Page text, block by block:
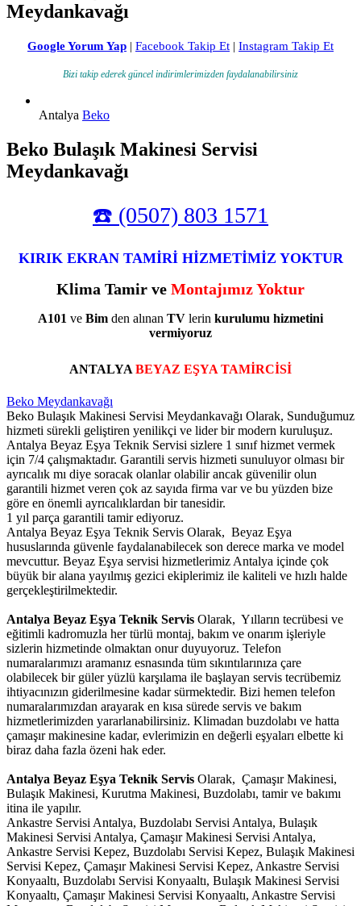
Meydankavağı
Google Yorum Yap | Facebook Takip Et | Instagram Takip Et
Bizi takip ederek güncel indirimlerimizden faydalanabilirsiniz
Antalya Beko
Beko Bulaşık Makinesi Servisi
Meydankavağı
☎️ (0507) 803 1571
KIRIK EKRAN TAMİRİ HİZMETİMİZ YOKTUR
Klima Tamir ve Montajımız Yoktur
A101 ve Bim den alınan TV lerin kurulumu hizmetini
vermiyoruz
ANTALYA BEYAZ EŞYA TAMİRCİSİ
Beko Meydankavağı
Beko Bulaşık Makinesi Servisi Meydankavağı Olarak, Sunduğumuz
hizmeti sürekli geliştiren yenilikçi ve lider bir modern kuruluşuz.
Antalya Beyaz Eşya Teknik Servisi sizlere 1 sınıf hizmet vermek
için 7/4 çalışmaktadır. Garantili servis hizmeti sunuluyor olması bir
ayrıcalık mı diye soracak olanlar olabilir ancak güvenilir olun
garantili hizmet veren çok az sayıda firma var ve bu yüzden bize
göre en önemli ayrıcalıklardan bir tanesidir.
1 yıl parça garantili tamir ediyoruz.
Antalya Beyaz Eşya Teknik Servis Olarak, Beyaz Eşya
hususlarında güvenle faydalanabilecek son derece marka ve model
mevcuttur. Beyaz Eşya servisi hizmetlerimiz Antalya içinde çok
büyük bir alana yayılmış gezici ekiplerimiz ile kaliteli ve hızlı halde
gerçekleştirilmektedir.
Antalya Beyaz Eşya Teknik Servis Olarak, Yılların tecrübesi ve
eğitimli kadromuzla her türlü montaj, bakım ve onarım işleriyle
sizlerin hizmetinde olmaktan onur duyuyoruz. Telefon
numaralarımızı aramanız esnasında tüm sıkıntılarınıza çare
olabilecek bir güler yüzlü karşılama ile başlayan servis tecrübemiz
ihtiyacınızın giderilmesine kadar sürmektedir. Bizi hemen telefon
numaralarımızdan arayarak en kısa sürede servis ve bakım
hizmetlerimizden yararlanabilirsiniz. Klimadan buzdolabı ve hatta
çamaşır makinesine kadar, evlerimizin en değerli eşyaları elbette ki
biraz daha fazla özeni hak eder.
Antalya Beyaz Eşya Teknik Servis Olarak, Çamaşır Makinesi,
Bulaşık Makinesi, Kurutma Makinesi, Buzdolabı, tamir ve bakımı
itina ile yapılır.
Ankastre Servisi Antalya, Buzdolabı Servisi Antalya, Bulaşık
Makinesi Servisi Antalya, Çamaşır Makinesi Servisi Antalya,
Ankastre Servisi Kepez, Buzdolabı Servisi Kepez, Bulaşık Makinesi
Servisi Kepez, Çamaşır Makinesi Servisi Kepez, Ankastre Servisi
Konyaaltı, Buzdolabı Servisi Konyaaltı, Bulaşık Makinesi Servisi
Konyaaltı, Çamaşır Makinesi Servisi Konyaaltı, Ankastre Servisi